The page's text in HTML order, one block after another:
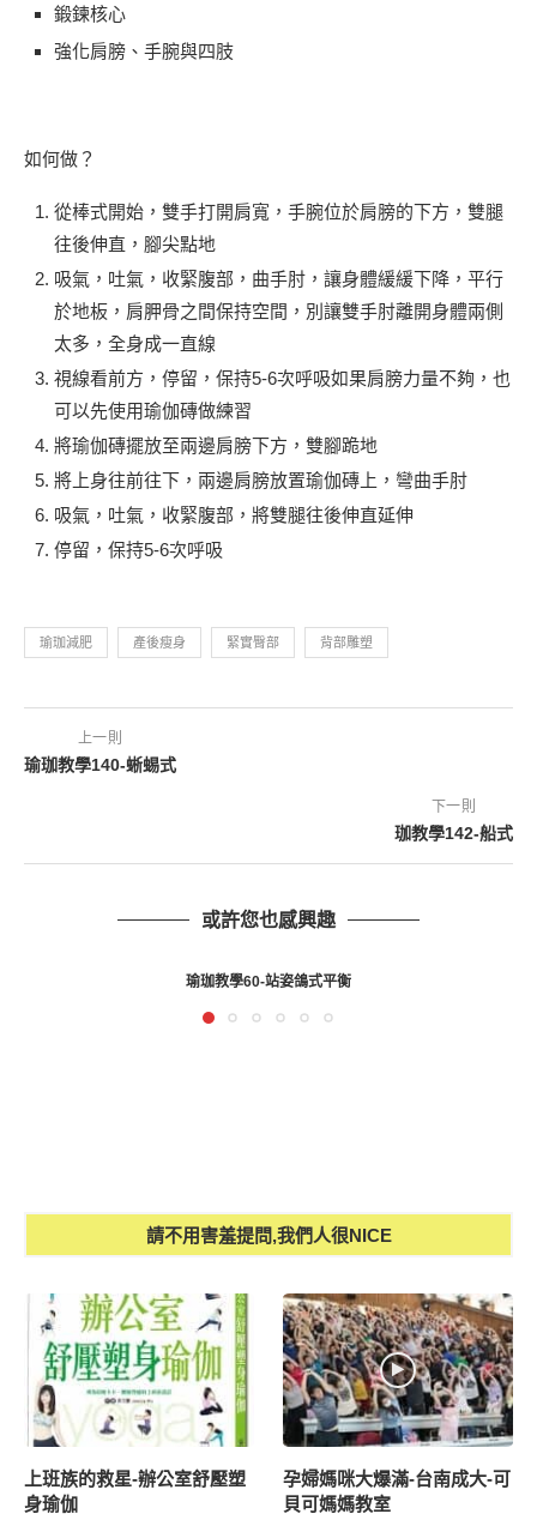
鍛鍊核心
強化肩膀、手腕與四肢
如何做？
從棒式開始，雙手打開肩寬，手腕位於肩膀的下方，雙腿
往後伸直，腳尖點地
吸氣，吐氣，收緊腹部，曲手肘，讓身體緩緩下降，平行
於地板，肩胛骨之間保持空間，別讓雙手肘離開身體兩側
太多，全身成一直線
視線看前方，停留，保持5-6次呼吸如果肩膀力量不夠，也
可以先使用瑜伽磚做練習
將瑜伽磚擺放至兩邊肩膀下方，雙腳跪地
將上身往前往下，兩邊肩膀放置瑜伽磚上，彎曲手肘
吸氣，吐氣，收緊腹部，將雙腿往後伸直延伸
停留，保持5-6次呼吸
瑜珈減肥 產後瘦身 緊實臀部 背部雕塑
上一則
瑜珈教學140-蜥蜴式
下一則
珈教學142-船式
或許您也感興趣
瑜珈教學60-站姿鴿式平衡
請不用害羞提問,我們人很NICE
上班族的救星-辦公室舒壓塑
身瑜伽
孕婦媽咪大爆滿-台南成大-可
貝可媽媽教室